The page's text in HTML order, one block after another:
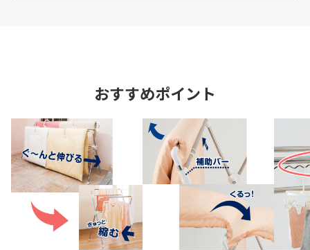
おすすめポイント